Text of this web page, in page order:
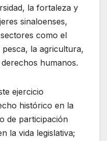
la fortaleza y
sinaloenses,
como el
pesca, la agricultura,
humanos.
ejercicio
histórico en la
de participación
la vida legislativa;